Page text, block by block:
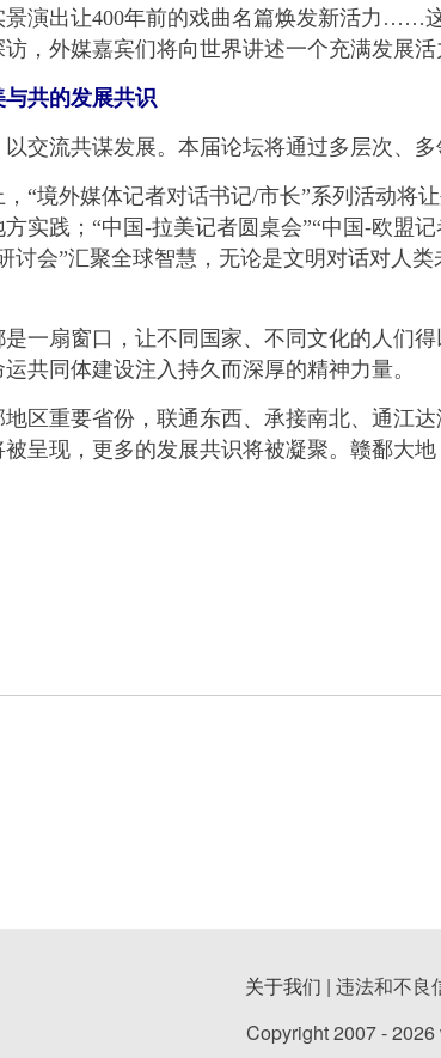
景演出让400年前的戏曲名篇焕发新活力……
，外媒嘉宾们将向世界讲述一个充满发展
共的发展共识
流共谋发展。本届论坛将通过多层次、多
境外媒体记者对话书记/市长”系列活动将
实践；“中国-拉美记者圆桌会”“中国-欧盟
讨会”汇聚全球智慧，无论是文明对话对人
扇窗口，让不同国家、不同文化的人们得
共同体建设注入持久而深厚的精神力量。
重要省份，联通东西、承接南北、通江达
呈现，更多的发展共识将被凝聚。赣鄱大
关于我们 | 违法和不良
Copyright 2007 -